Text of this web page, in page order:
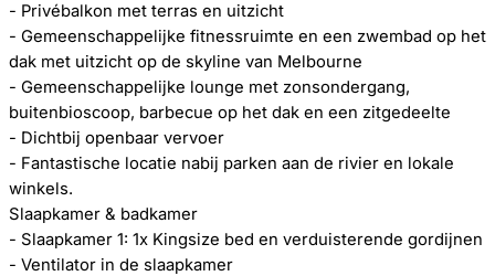
- Privébalkon met terras en uitzicht
- Gemeenschappelijke fitnessruimte en een zwembad op het
dak met uitzicht op de skyline van Melbourne
- Gemeenschappelijke lounge met zonsondergang,
buitenbioscoop, barbecue op het dak en een zitgedeelte
- Dichtbij openbaar vervoer
- Fantastische locatie nabij parken aan de rivier en lokale
winkels.
Slaapkamer & badkamer
- Slaapkamer 1: 1x Kingsize bed en verduisterende gordijnen
- Ventilator in de slaapkamer